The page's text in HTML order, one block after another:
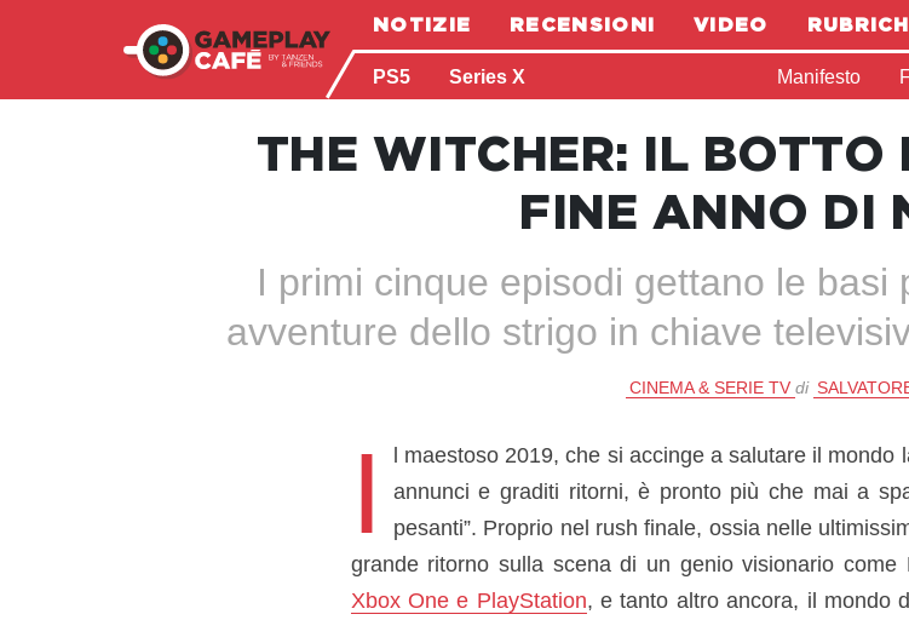
NOTIZIE RECENSIONI VIDEO
PS5 Series X Manifesto
THE WITCHER: IL BOTTO
FINE ANNO DI
I primi cinque episodi gettano le
avventure dello strigo in chiave
CINEMA & SERIE TV di
I
l maestoso 2019, che si accinge a salutare il
annunci e graditi ritorni, è pronto più che mai a
pesanti”. Proprio nel rush finale, ossia nelle
grande ritorno sulla scena di un genio visionario come
Xbox One e PlayStation, e tanto altro ancora, il mondo